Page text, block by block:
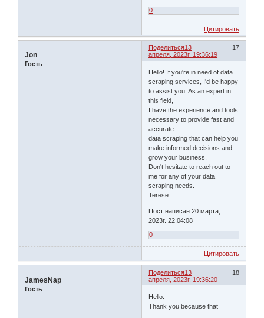
0
Цитировать
Поделиться 17
13
апреля, 2023г. 19:36:19
Jon
Гость
Hello! If you're in need of data
scraping services, I'd be happy
to assist you. As an expert in
this field,
I have the experience and tools
necessary to provide fast and
accurate
data scraping that can help you
make informed decisions and
grow your business.
Don't hesitate to reach out to
me for any of your data
scraping needs.
Terese
Пост написан 20 марта,
2023г. 22:04:08
0
Цитировать
Поделиться 18
13
апреля, 2023г. 19:36:20
JamesNap
Гость
Hello.
Thank you because that